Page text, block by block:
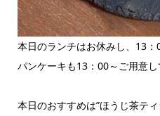
本日のランチはお休みし、13：
パンケーキも13：00～ご用意し
本日のおすすめは”ほうじ茶ティ